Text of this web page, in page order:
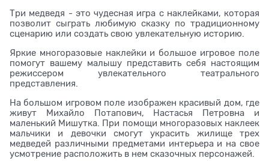
Три медведя - это чудесная игра с наклейками, которая
позволит сыграть любимую сказку по традиционному
сценарию или создать свою увлекательную историю.
Яркие многоразовые наклейки и большое игровое поле
помогут вашему малышу представить себя настоящим
режиссером увлекательного театрального
представления.
На большом игровом поле изображен красивый дом, где
живут Михайло Потапович, Настасья Петровна и
маленький Мишутка. При помощи многоразовых наклеек
мальчики и девочки смогут украсить жилище трех
медведей различными предметами интерьера и на свое
усмотрение расположить в нем сказочных персонажей.